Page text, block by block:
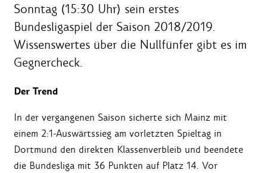
Sonntag (15:30 Uhr) sein erstes
Bundesligaspiel der Saison 2018/2019.
Wissenswertes über die Nullfünfer gibt es im
Gegnercheck.
Der Trend
In der vergangenen Saison sicherte sich Mainz mit
einem 2:1-Auswärtssieg am vorletzten Spieltag in
Dortmund den direkten Klassenverbleib und beendete
die Bundesliga mit 36 Punkten auf Platz 14. Vor